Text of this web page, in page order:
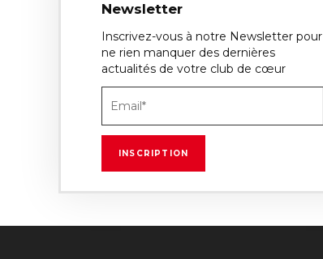
Newsletter
Inscrivez-vous à notre Newsletter pour
ne rien manquer des dernières
actualités de votre club de cœur